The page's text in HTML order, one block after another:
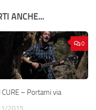
ANCHE...
0
CURE – Portami via
2015